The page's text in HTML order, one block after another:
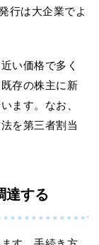
行は大企業でよ
い価格で多く
存の株主に新
ます。なお、
を第三者割当
達する